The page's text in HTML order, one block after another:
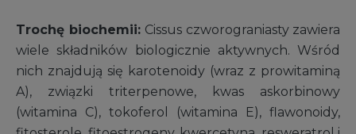
Trochę biochemii: Cissus czworograniasty zawiera
wiele składników biologicznie aktywnych. Wśród
nich znajdują się karotenoidy (wraz z prowitaminą
A), związki triterpenowe, kwas askorbinowy
(witamina C), tokoferol (witamina E), flawonoidy,